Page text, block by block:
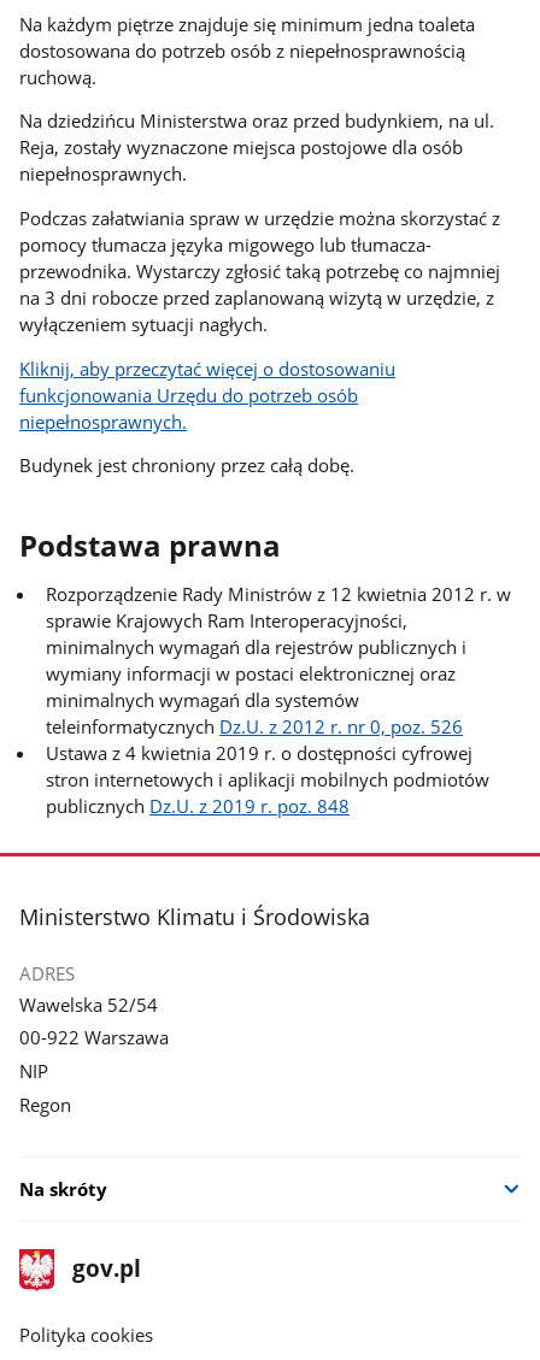
Na każdym piętrze znajduje się minimum jedna toaleta
dostosowana do potrzeb osób z niepełnosprawnością
ruchową.
Na dziedzińcu Ministerstwa oraz przed budynkiem, na ul.
Reja, zostały wyznaczone miejsca postojowe dla osób
niepełnosprawnych.
Podczas załatwiania spraw w urzędzie można skorzystać z
pomocy tłumacza języka migowego lub tłumacza-
przewodnika. Wystarczy zgłosić taką potrzebę co najmniej
na 3 dni robocze przed zaplanowaną wizytą w urzędzie, z
wyłączeniem sytuacji nagłych.
Kliknij, aby przeczytać więcej o dostosowaniu
funkcjonowania Urzędu do potrzeb osób
niepełnosprawnych.
Budynek jest chroniony przez całą dobę.
Podstawa prawna
Rozporządzenie Rady Ministrów z 12 kwietnia 2012 r. w
sprawie Krajowych Ram Interoperacyjności,
minimalnych wymagań dla rejestrów publicznych i
wymiany informacji w postaci elektronicznej oraz
minimalnych wymagań dla systemów
teleinformatycznych Dz.U. z 2012 r. nr 0, poz. 526
Ustawa z 4 kwietnia 2019 r. o dostępności cyfrowej
stron internetowych i aplikacji mobilnych podmiotów
publicznych Dz.U. z 2019 r. poz. 848
stopka
Ministerstwo Klimatu i Środowiska
ADRES
Wawelska 52/54
00-922 Warszawa
NIP
Regon
Na skróty
stopka
gov.pl
Strona
gov.pl
gov.pl
Polityka cookies